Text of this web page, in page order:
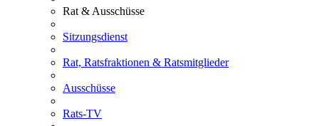
Rat & Ausschüsse
Sitzungsdienst
Rat, Ratsfraktionen & Ratsmitglieder
Ausschüsse
Rats-TV